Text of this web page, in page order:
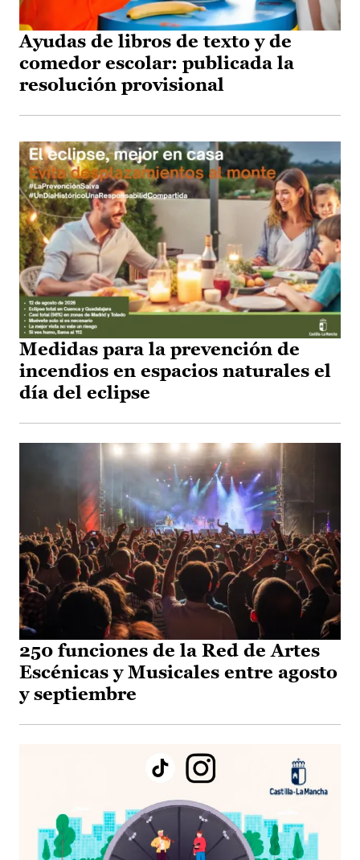
Ayudas de libros de texto y de
comedor escolar: publicada la
resolución provisional
Medidas para la prevención de
incendios en espacios naturales el
día del eclipse
250 funciones de la Red de Artes
Escénicas y Musicales entre agosto
y septiembre